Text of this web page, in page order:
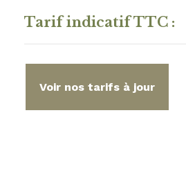
Tarif indicatif TTC :
Voir nos tarifs à jour